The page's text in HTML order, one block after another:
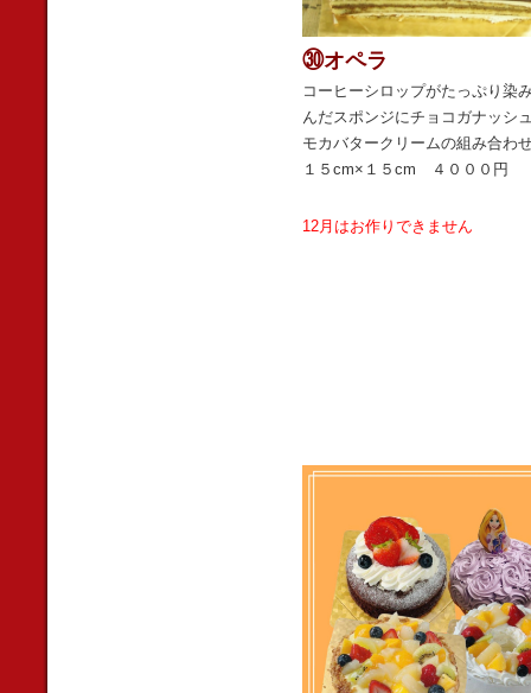
㉚オペラ
コーヒーシロップがたっぷり染
んだスポンジにチョコガナッシ
モカバタークリームの組み合わ
１５cm×１５cm ４０００円
12月はお作りできません